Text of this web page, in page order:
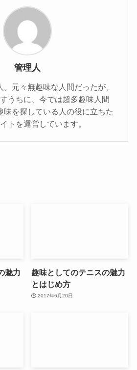
管理人
元々無趣味な人間だったが、
うちに、今では超多趣味人間
味を探している人の役に立ちた
トを運営しています。
魅力
趣味としてのテニスの魅力
とはじめ方
2017年6月20日